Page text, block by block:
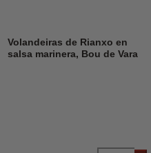
DESCUENTO 23%
Volandeiras de Rianxo en
salsa marinera, Bou de Vara